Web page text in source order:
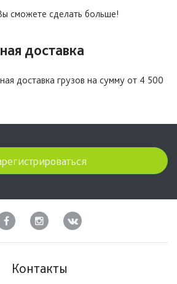
сможете сделать больше!
доставка
доставка грузов на сумму от 4 500
Контакты